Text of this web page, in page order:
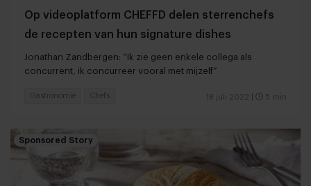
Op videoplatform CHEFFD delen sterrenchefs
de recepten van hun signature dishes
Jonathan Zandbergen: “Ik zie geen enkele collega als
concurrent, ik concurreer vooral met mijzelf”
18 juli 2022 5 min
Gastronomie Chefs
Sponsored Story